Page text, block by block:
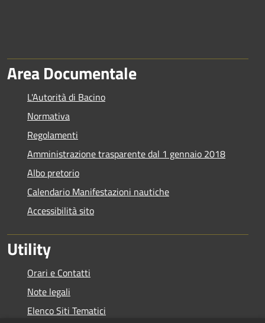
Area Documentale
L'Autorità di Bacino
Normativa
Regolamenti
Amministrazione trasparente dal 1 gennaio 2018
Albo pretorio
Calendario Manifestazioni nautiche
Accessibilità sito
Utility
Orari e Contatti
Note legali
Elenco Siti Tematici